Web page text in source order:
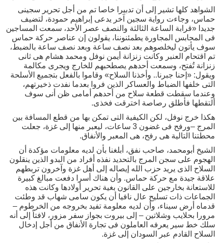
الشواهد كلها تشير إلى أن تدبيرا خاصا تم من أجل تحرير سجينى
حماس، وجاءت رواية سجين آخر يدعى إبراهيم حمودة، لتضيف
جديدا «قرابة الساعة الثالثة والنصف عصر الأحد، سمعت المساجين
فى المحابس المجاورة يطمئنوننا، يقولون إن عناصر حركة حماس
سوف يأتون ليخلصوهم بعد نصف ساعة وبعد نصف ساعة بالضبط،
تم اقتحام العنبر وكانت زنزانة أيمن نوفل ومحمد هشام هى ثانى
زنزانة تُفتح، وسمعت أحدهم يصطحبهم للخارج ويجرى مكالمة
ويقول: «إحنا جبرنا.. وأخذنا السلاح» وقاموا بالفعل بتجميع الأسلحة
التى خلفها الضباط والعساكر الذين فروا بعدما نفدت ذخيرتهم،
وعندما سقطت قطعة سلاح من أحدهم أمامى ظن أنى سوف
ألتقطها فأطلق رصاصة اخترقت فخذى.
هكذا خرج نوفل، لكن الكيفية التى تمكن بها من قطع المسافة بين
المرج –ورفح فى غضون 3 ساعات، ليعبر منها إلى غزة، جعلت
محطتنا التالية هى رفح، هى المعبر والأنفاق.
الشيخ أبومحمد، صاحب نفق، أبلغنا بأن لديه معلومات مؤكدة أن
الهجوم على سجن المرج بالتحديد نفذه أفراد من البدو الذين ينقلون
السلاح الذى يريد حزب الله إيصاله إلى أهل غزة وآخرون تربطهم
علاقة جيدة مع حركة حماس. وأن هناك أسرا دفعت مبالغ كبيرة
للاستعانة بخارجين على القانون بغية تحرير أولادها وكانت هذه
الجماعات ذات تسليح عال نافيا أن يكون سامى شهاب قد وطئت
قدماه أرض سيناء، وأن لديه معلومة تفيد بخروجه من الخرطوم –
مرورا بحلايب وشلاتين – إلى بيروت بجواز سفر مزور، لافتاً إلى أنه
سلك خط سير يعرفه العاملون فى تجارة الأنفاق من أجل إدخال
السلاح القادم عبر السودان إلى غزة.